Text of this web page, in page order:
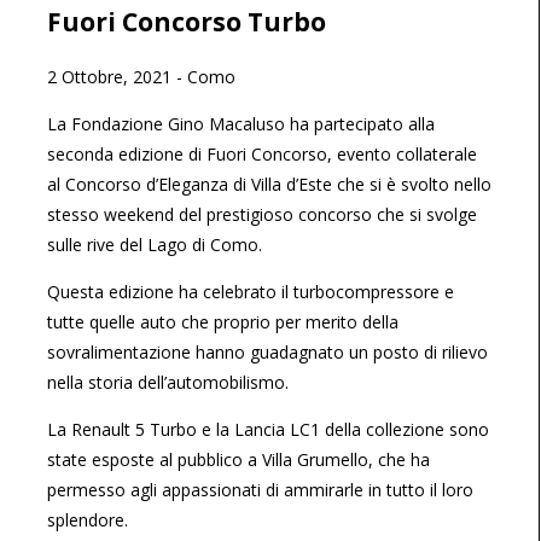
Fuori Concorso Turbo
2 Ottobre, 2021 - Como
La Fondazione Gino Macaluso ha partecipato alla
seconda edizione di Fuori Concorso, evento collaterale
al Concorso d’Eleganza di Villa d’Este che si è svolto nello
stesso weekend del prestigioso concorso che si svolge
sulle rive del Lago di Como.
Questa edizione ha celebrato il turbocompressore e
tutte quelle auto che proprio per merito della
sovralimentazione hanno guadagnato un posto di rilievo
nella storia dell’automobilismo.
La Renault 5 Turbo e la Lancia LC1 della collezione sono
state esposte al pubblico a Villa Grumello, che ha
permesso agli appassionati di ammirarle in tutto il loro
splendore.